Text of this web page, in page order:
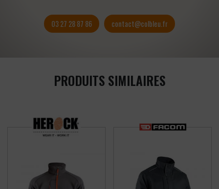
03 27 28 87 86 contact@colbleu.fr
PRODUITS SIMILAIRES